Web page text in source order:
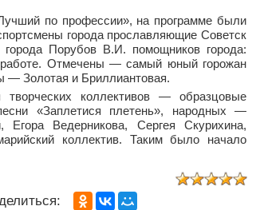
по профессии», на программе были
города прославляющие Советск
Порубов
В.И. помощников города:
работе. Отмечены — самый юный горожан
— Золотая и Бриллиантовая.
коллективов — образцовые
«Заплетися плетень», народных —
Ведерникова, Сергея Скурихина,
коллектив. Таким было начало